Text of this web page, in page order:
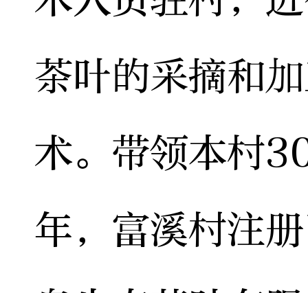
茶叶的采摘和
术。带领本村
年，富溪村注